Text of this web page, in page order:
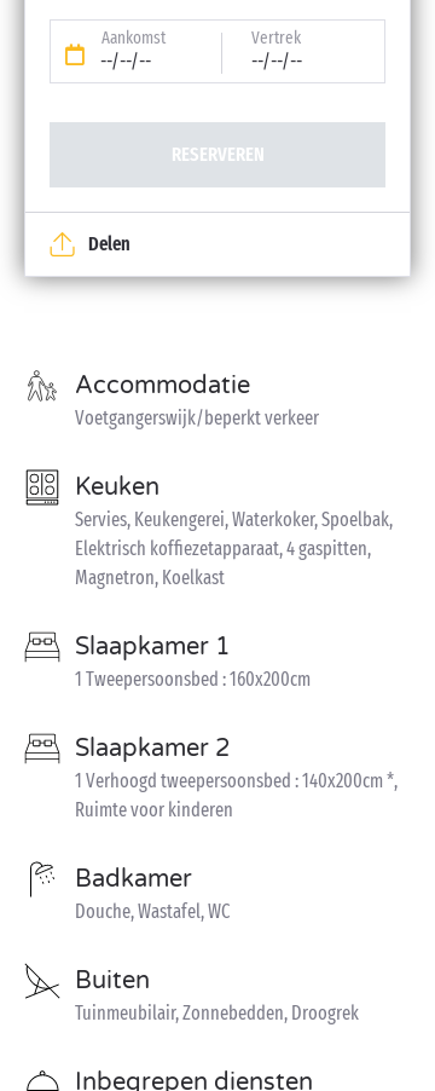
Aankomst
--/--/--
Vertrek
--/--/--
RESERVEREN
Delen
Accommodatie
Voetgangerswijk/beperkt verkeer
Keuken
Servies, Keukengerei, Waterkoker, Spoelbak,
Elektrisch koffiezetapparaat, 4 gaspitten,
Magnetron, Koelkast
Slaapkamer 1
1 Tweepersoonsbed : 160x200cm
Slaapkamer 2
1 Verhoogd tweepersoonsbed : 140x200cm *,
Ruimte voor kinderen
Badkamer
Douche, Wastafel, WC
Buiten
Tuinmeubilair, Zonnebedden, Droogrek
Inbegrepen diensten